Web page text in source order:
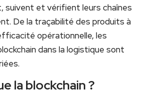
suivent et ⁤vérifient leurs chaînes
De ⁢la traçabilité⁣ des produits à
opérationnelle, les‌
dans la ‌logistique sont⁣
la‌ blockchain ?